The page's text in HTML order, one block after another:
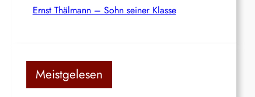
Ernst Thälmann – Sohn seiner Klasse
Meistgelesen